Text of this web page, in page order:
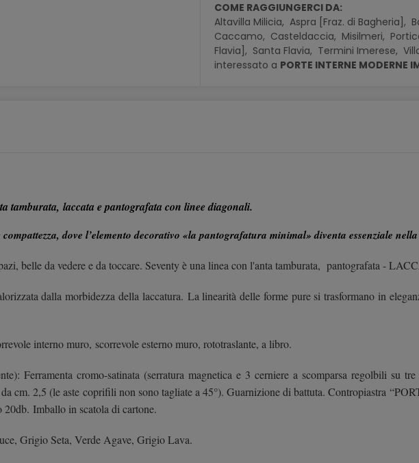
COME RAGGIUNGERCI DA:
Altavilla Milicia, Aspra [Fraz. di Bagheria],
Caccamo, Casteldaccia, Misilmeri,
Flavia], Santa Flavia, Termini Imerese,
interessato a PORTE INTERNE MODERNE
tamburata, laccata e pantografata con linee diagonali.
dove l’elemento decorativo «la pantografatura minimal» diventa essenziale
belle da vedere e da toccare. Seventy è una linea con l'anta tamburata, pantografata -
dalla morbidezza della laccatura. La linearità delle forme pure si trasformano in
interno muro, scorrevole esterno muro, rototraslante, a libro.
Ferramenta cromo-satinata (serratura magnetica e 3 cerniere a scomparsa regolbili su
cm. 2,5 (le aste coprifili non sono tagliate a 45°). Guarnizione di battuta. Contropiastra
Imballo in scatola di cartone.
Grigio Seta, Verde Agave, Grigio Lava.